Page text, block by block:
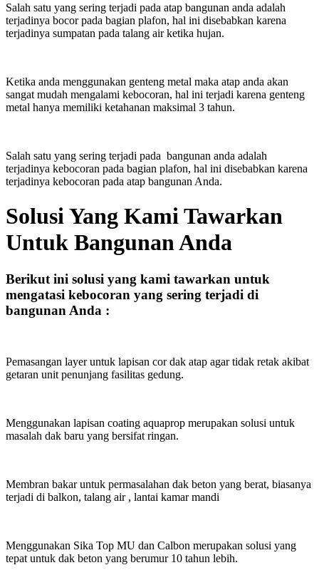
Salah satu yang sering terjadi pada atap bangunan anda adalah
terjadinya bocor pada bagian plafon, hal ini disebabkan karena
terjadinya sumpatan pada talang air ketika hujan.
Ketika anda menggunakan genteng metal maka atap anda akan
sangat mudah mengalami kebocoran, hal ini terjadi karena genteng
metal hanya memiliki ketahanan maksimal 3 tahun.
Salah satu yang sering terjadi pada bangunan anda adalah
terjadinya kebocoran pada bagian plafon, hal ini disebabkan karena
terjadinya kebocoran pada atap bangunan Anda.
Solusi Yang Kami Tawarkan
Untuk Bangunan Anda
Berikut ini solusi yang kami tawarkan untuk
mengatasi kebocoran yang sering terjadi di
bangunan Anda :
Pemasangan layer untuk lapisan cor dak atap agar tidak retak akibat
getaran unit penunjang fasilitas gedung.
Menggunakan lapisan coating aquaprop merupakan solusi untuk
masalah dak baru yang bersifat ringan.
Membran bakar untuk permasalahan dak beton yang berat, biasanya
terjadi di balkon, talang air , lantai kamar mandi
Menggunakan Sika Top MU dan Calbon merupakan solusi yang
tepat untuk dak beton yang berumur 10 tahun lebih.